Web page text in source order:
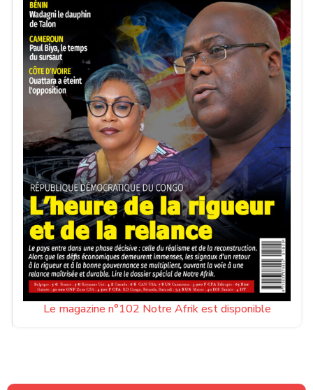
Le magazine n°102 Notre Afrik est disponible